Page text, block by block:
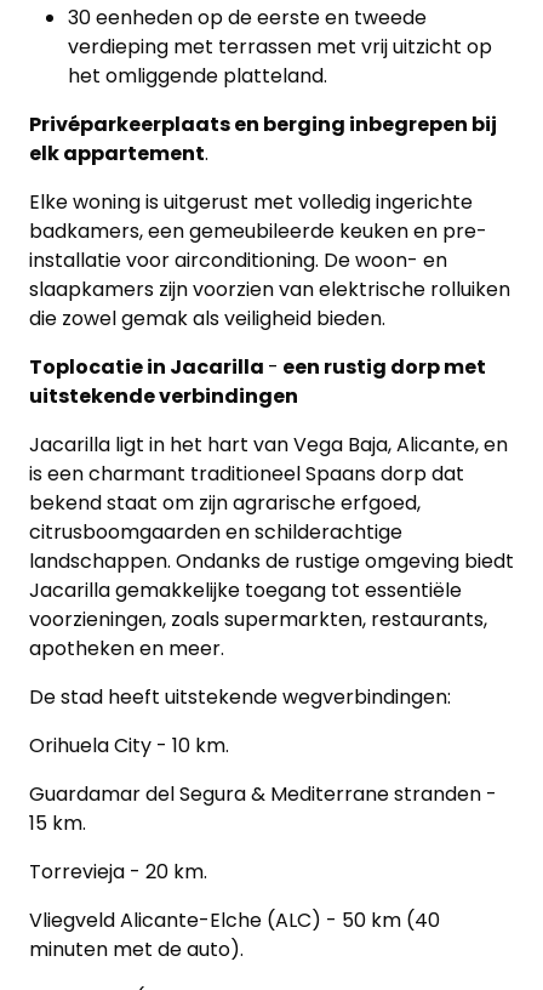
30 eenheden op de eerste en tweede
verdieping met terrassen met vrij uitzicht op
het omliggende platteland.
Privéparkeerplaats en berging inbegrepen bij
elk appartement.
Elke woning is uitgerust met volledig ingerichte
badkamers, een gemeubileerde keuken en pre-
installatie voor airconditioning. De woon- en
slaapkamers zijn voorzien van elektrische rolluiken
die zowel gemak als veiligheid bieden.
Toplocatie in Jacarilla - een rustig dorp met
uitstekende verbindingen
Jacarilla ligt in het hart van Vega Baja, Alicante, en
is een charmant traditioneel Spaans dorp dat
bekend staat om zijn agrarische erfgoed,
citrusboomgaarden en schilderachtige
landschappen. Ondanks de rustige omgeving biedt
Jacarilla gemakkelijke toegang tot essentiële
voorzieningen, zoals supermarkten, restaurants,
apotheken en meer.
De stad heeft uitstekende wegverbindingen:
Orihuela City - 10 km.
Guardamar del Segura & Mediterrane stranden -
15 km.
Torrevieja - 20 km.
Vliegveld Alicante-Elche (ALC) - 50 km (40
minuten met de auto).